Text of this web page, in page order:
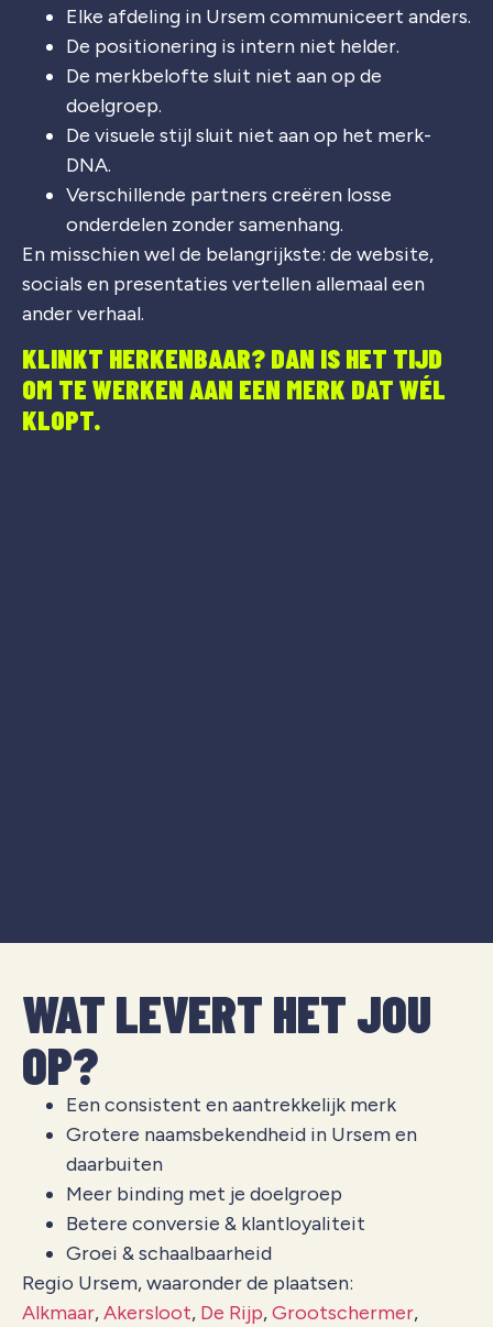
Elke afdeling in Ursem communiceert anders.
De positionering is intern niet helder.
De merkbelofte sluit niet aan op de
doelgroep.
De visuele stijl sluit niet aan op het merk-
DNA.
Verschillende partners creëren losse
onderdelen zonder samenhang.
En misschien wel de belangrijkste: de website,
socials en presentaties vertellen allemaal een
ander verhaal.
KLINKT HERKENBAAR? DAN IS HET TIJD
OM TE WERKEN AAN EEN MERK DAT WÉL
KLOPT.
WAT LEVERT HET JOU
OP?
Een consistent en aantrekkelijk merk
Grotere naamsbekendheid in Ursem en
daarbuiten
Meer binding met je doelgroep
Betere conversie & klantloyaliteit
Groei & schaalbaarheid
Regio Ursem, waaronder de plaatsen:
Alkmaar,Akersloot, De Rijp,Grootschermer,